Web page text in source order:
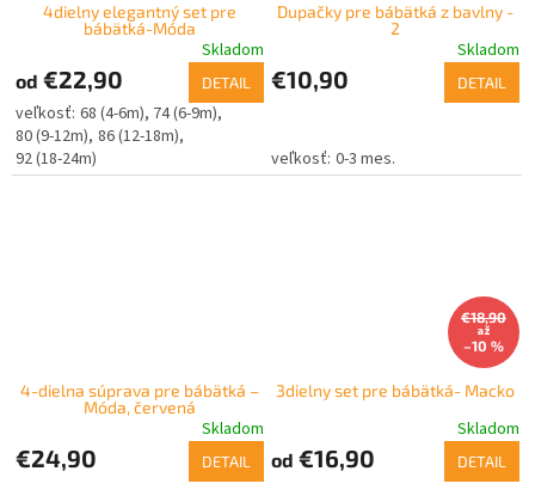
4dielny elegantný set pre
bábätká-Móda
Skladom
od €22,90 DETAIL
68 (4-6m) 74 (6-9m)
80 (9-12m) 86 (12-18m)
92 (18-24m)
Dupačky pre bábätká z bavlny -
2
Skladom
€10,90 DETAIL
0-3 mes.
4-dielna súprava pre bábätká –
Móda, červená
Skladom
€24,90 DETAIL
€18,90
až
–10 %
3dielny set pre bábätká- Macko
Skladom
od €16,90 DETAIL